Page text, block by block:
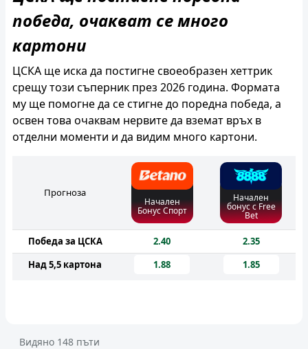
победа, очакват се много
картони
ЦСКА ще иска да постигне своеобразен хеттрик
срещу този съперник през 2026 година. Формата
му ще помогне да се стигне до поредна победа, а
освен това очаквам нервите да вземат връх в
отделни моменти и да видим много картони.
Прогноза
Начален
Бонус Спорт
Начален
бонус с Free
Bet
Победа за ЦСКА 2.40
2.35
Над 5,5 картона
1.88 1.85
Видяно 148 пъти